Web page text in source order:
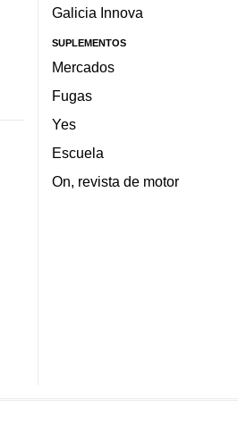
Galicia Innova
SUPLEMENTOS
Mercados
Fugas
Yes
Escuela
On, revista de motor